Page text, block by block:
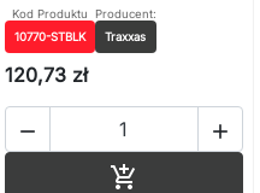
Kod Produktu
10770-STBLK
Producent:
Traxxas
120,73 zł
 
